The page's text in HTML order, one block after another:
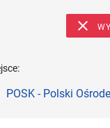
POSK - Polski